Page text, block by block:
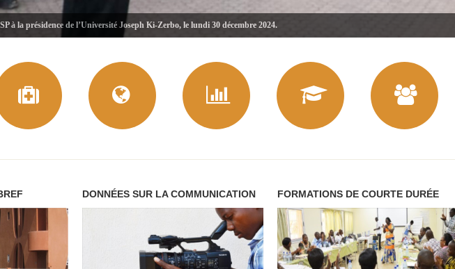
à la présidence de l’Université Joseph Ki-Zerbo, le lundi 30 décembre 2024.
DONNÉES SUR LA COMMUNICATION FORMATIONS DE COURTE DURÉE